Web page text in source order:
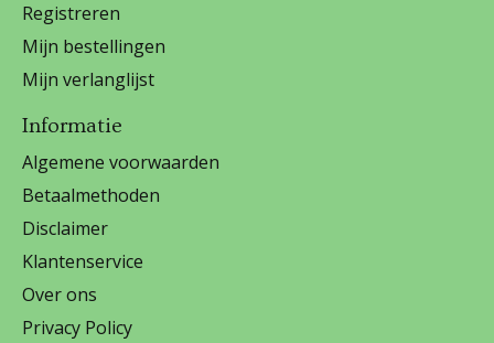
Registreren
Mijn bestellingen
Mijn verlanglijst
Informatie
Algemene voorwaarden
Betaalmethoden
Disclaimer
Klantenservice
Over ons
Privacy Policy